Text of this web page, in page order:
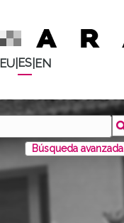
EU| ES| EN
Búsqueda avanzada